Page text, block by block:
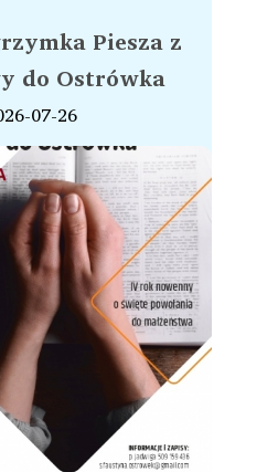
Piesza z
do Ostrówka
07-26